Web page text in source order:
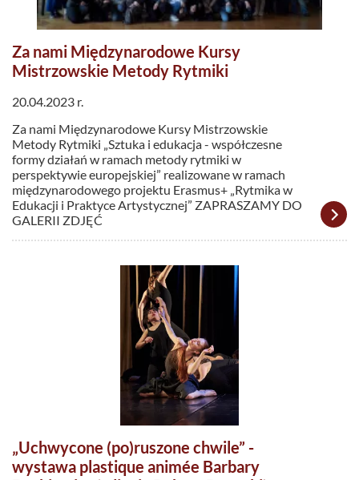
Za nami Międzynarodowe Kursy
Mistrzowskie Metody Rytmiki
20.04.2023 r.
Za nami Międzynarodowe Kursy Mistrzowskie
Metody Rytmiki „Sztuka i edukacja - współczesne
formy działań w ramach metody rytmiki w
perspektywie europejskiej” realizowane w ramach
międzynarodowego projektu Erasmus+ „Rytmika w
Edukacji i Praktyce Artystycznej” ZAPRASZAMY DO
GALERII ZDJĘĆ
„Uchwycone (po)ruszone chwile” -
wystawa plastique animée Barbary